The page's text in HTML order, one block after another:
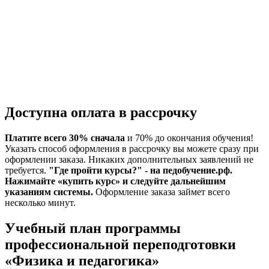
Доступна оплата в рассрочку
Платите всего 30% сначала и 70% до окончания обучения!
Указать способ оформления в рассрочку вы можете сразу при
оформлении заказа. Никаких дополнительных заявлений не
требуется. "Где пройти курсы?" - на педобучение.рф.
Нажимайте «купить курс» и следуйте дальнейшим
указаниям системы. Оформление заказа займет всего
несколько минут.
Учебный план программы
профессиональной переподготовки
«Физика и педагогика»